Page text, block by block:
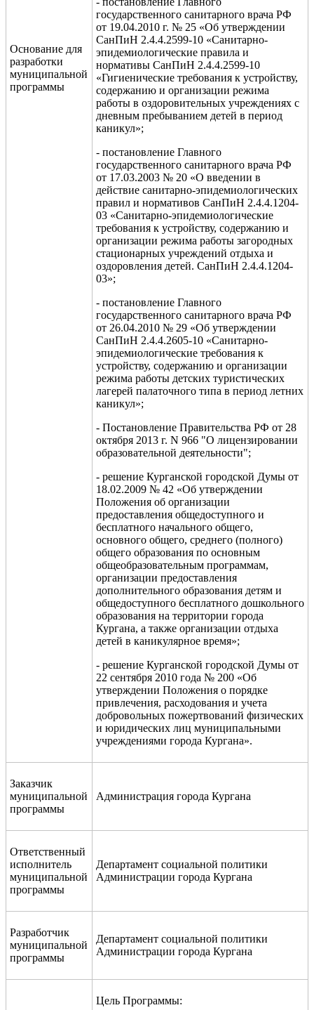
Основание для
разработки
муниципальной
программы
государственного санитарного врача РФ
от 19.04.2010 г. № 25 «Об утверждении
СанПиН 2.4.4.2599-10 «Санитарно-
эпидемиологические правила и
нормативы СанПиН 2.4.4.2599-10
«Гигиенические требования к устройству,
содержанию и организации режима
работы в оздоровительных учреждениях с
дневным пребыванием детей в период
каникул»;
- постановление Главного
государственного санитарного врача РФ
от 17.03.2003 № 20 «О введении в
действие санитарно-эпидемиологических
правил и нормативов СанПиН 2.4.4.1204-
03 «Санитарно-эпидемиологические
требования к устройству, содержанию и
организации режима работы загородных
стационарных учреждений отдыха и
оздоровления детей. СанПиН 2.4.4.1204-
03»;
- постановление Главного
государственного санитарного врача РФ
от 26.04.2010 № 29 «Об утверждении
СанПиН 2.4.4.2605-10 «Санитарно-
эпидемиологические требования к
устройству, содержанию и организации
режима работы детских туристических
лагерей палаточного типа в период летних
каникул»;
- Постановление Правительства РФ от 28
октября 2013 г. N 966 "О лицензировании
образовательной деятельности";
- решение Курганской городской Думы от
18.02.2009 № 42 «Об утверждении
Положения об организации
предоставления общедоступного и
бесплатного начального общего,
основного общего, среднего (полного)
общего образования по основным
общеобразовательным программам,
организации предоставления
дополнительного образования детям и
общедоступного бесплатного дошкольного
образования на территории города
Кургана, а также организации отдыха
детей в каникулярное время»;
- решение Курганской городской Думы от
22 сентября 2010 года № 200 «Об
утверждении Положения о порядке
привлечения, расходования и учета
добровольных пожертвований физических
и юридических лиц муниципальными
учреждениями города Кургана».
Заказчик
муниципальной
программы
Администрация города Кургана
Ответственный
исполнитель
муниципальной
программы
Департамент социальной политики
Администрации города Кургана
Разработчик
муниципальной
программы
Департамент социальной политики
Администрации города Кургана
Цель Программы: